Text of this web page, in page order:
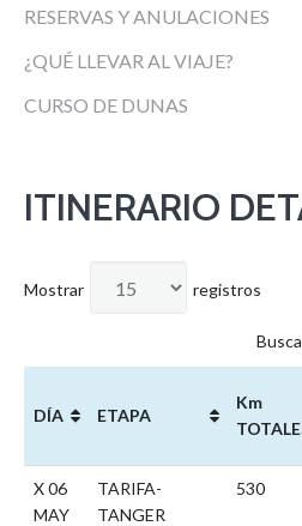
RESERVAS Y ANULACIONES
¿QUÉ LLEVAR AL VIAJE?
CURSO DE DUNAS
ITINERARIO
Mostrar registros
DÍA ETAPA
Km
X 06
MAY
TARIFA-
TANGER
530